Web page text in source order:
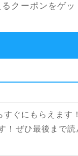
クーポンをゲッ
ぐにもらえます
！ぜひ最後まで読